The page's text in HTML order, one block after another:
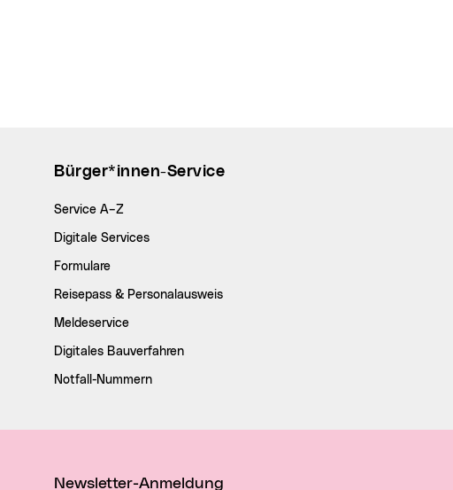
Bürger*innen-Service
Service A–Z
Digitale Services
Formulare
Reisepass & Personalausweis
Meldeservice
Digitales Bauverfahren
Notfall-Nummern
Newsletter-Anmeldung